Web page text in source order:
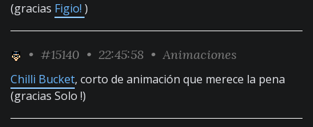
(gracias Figio! )
• #15140 • 22:45:58 • Animaciones
Chilli Bucket, corto de animación que merece la pena
(gracias Solo !)